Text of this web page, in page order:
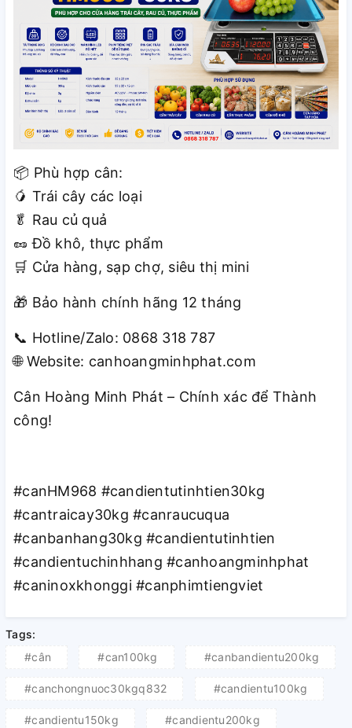
📦 Phù hợp cân:
🥭 Trái cây các loại
🥬 Rau củ quả
🥜 Đồ khô, thực phẩm
🛒 Cửa hàng, sạp chợ, siêu thị mini
🎁 Bảo hành chính hãng 12 tháng
📞 Hotline/Zalo: 0868 318 787
🌐Website: canhoangminhphat.com
Cân Hoàng Minh Phát – Chính xác để Thành
công!
#canHM968 #candientutinhtien30kg
#cantraicay30kg #canraucuqua
#canbanhang30kg #candientutinhtien
#candientuchinhhang #canhoangminhphat
#caninoxkhonggi #canphimtiengviet
Tags:
#cân
#can100kg #canbandientu200kg
#canchongnuoc30kgq832 #candientu100kg
#candientu150kg #candientu200kg